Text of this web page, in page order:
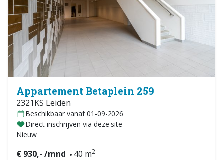
Appartement Betaplein 259
2321KS Leiden
Beschikbaar vanaf 01-09-2026
Direct inschrijven via deze site
Nieuw
€ 930,- /mnd 40 m2